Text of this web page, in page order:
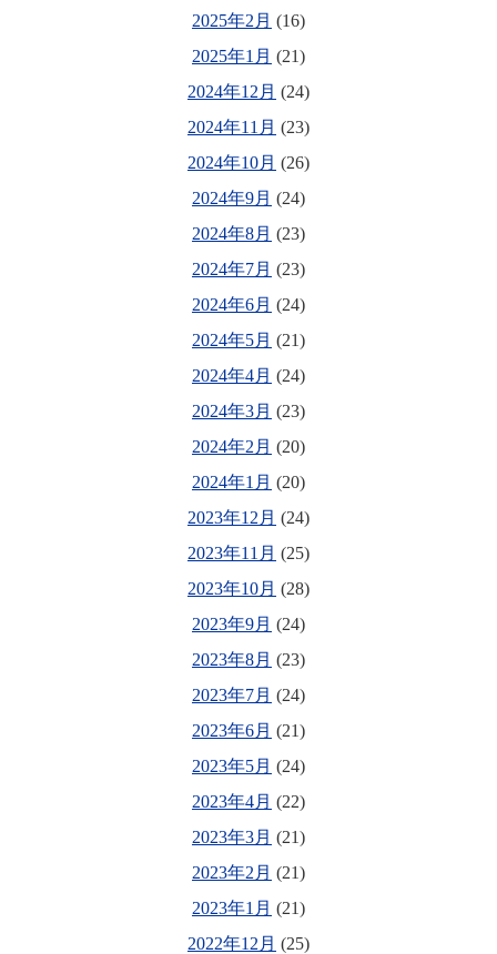
2025年2月 (16)
2025年1月 (21)
2024年12月 (24)
2024年11月 (23)
2024年10月 (26)
2024年9月 (24)
2024年8月 (23)
2024年7月 (23)
2024年6月 (24)
2024年5月 (21)
2024年4月 (24)
2024年3月 (23)
2024年2月 (20)
2024年1月 (20)
2023年12月 (24)
2023年11月 (25)
2023年10月 (28)
2023年9月 (24)
2023年8月 (23)
2023年7月 (24)
2023年6月 (21)
2023年5月 (24)
2023年4月 (22)
2023年3月 (21)
2023年2月 (21)
2023年1月 (21)
2022年12月 (25)